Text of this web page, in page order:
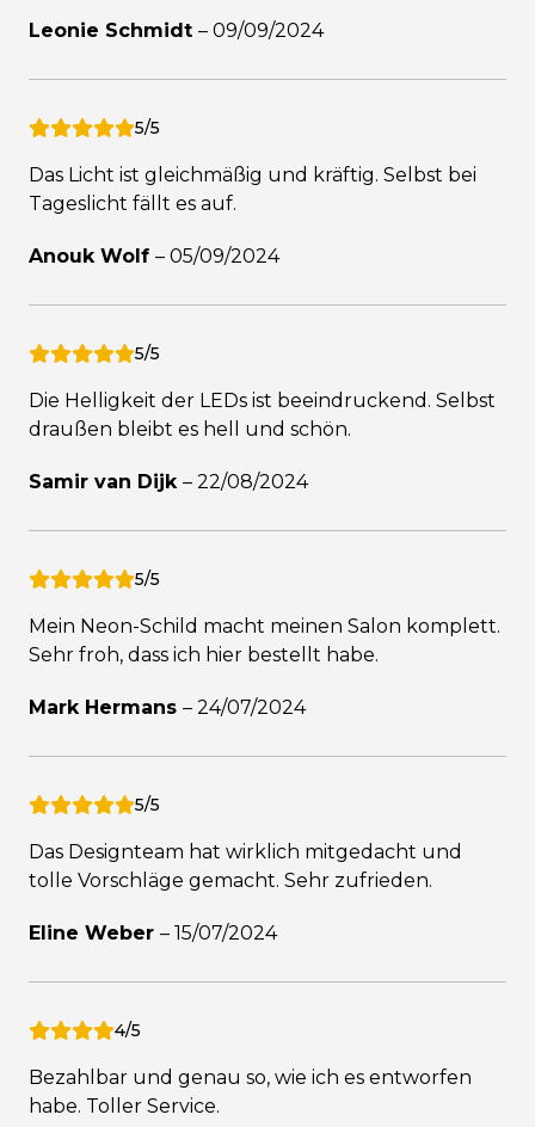
Leonie Schmidt – 09/09/2024
5/5
Das Licht ist gleichmäßig und kräftig. Selbst bei
Tageslicht fällt es auf.
Anouk Wolf – 05/09/2024
5/5
Die Helligkeit der LEDs ist beeindruckend. Selbst
draußen bleibt es hell und schön.
Samir van Dijk – 22/08/2024
5/5
Mein Neon-Schild macht meinen Salon komplett.
Sehr froh, dass ich hier bestellt habe.
Mark Hermans – 24/07/2024
5/5
Das Designteam hat wirklich mitgedacht und
tolle Vorschläge gemacht. Sehr zufrieden.
Eline Weber – 15/07/2024
4/5
Bezahlbar und genau so, wie ich es entworfen
habe. Toller Service.